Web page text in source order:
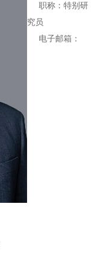
职称：特别研
究员
电子邮箱：